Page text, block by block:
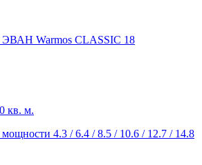
ЭВАН Warmos CLASSIC 18
кв. м.
мощности 4.3 / 6.4 / 8.5 / 10.6 / 12.7 / 14.8